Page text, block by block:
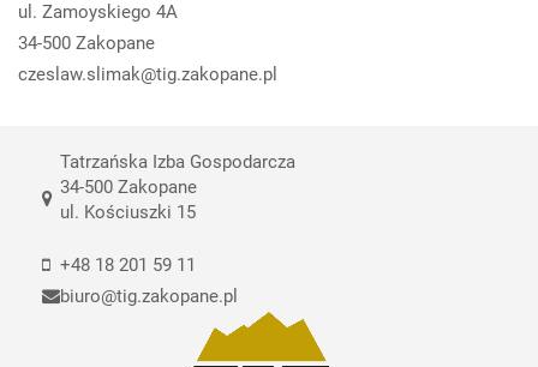
ul. Zamoyskiego 4A
34-500 Zakopane
czeslaw.slimak@tig.zakopane.pl
Tatrzańska Izba Gospodarcza
34-500 Zakopane
ul. Kościuszki 15
+48 18 201 59 11
biuro@tig.zakopane.pl